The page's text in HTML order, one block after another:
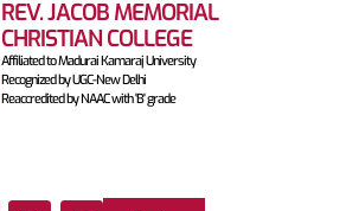
REV. JACOB MEMORIAL
CHRISTIAN COLLEGE
Affiliated to Madurai Kamaraj University
Recognized by UGC-New Delhi
Reaccredited by NAAC with 'B' grade